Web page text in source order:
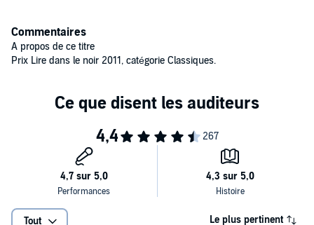
Commentaires
A propos de ce titre
Prix Lire dans le noir 2011, catégorie Classiques.
Tout Le plus pertinent